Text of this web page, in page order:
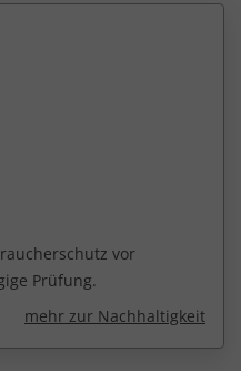
vor
Prüfung.
mehr zur Nachhaltigkeit